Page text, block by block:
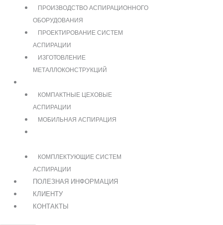
ПРОИЗВОДСТВО АСПИРАЦИОННОГО
ОБОРУДОВАНИЯ
ПРОЕКТИРОВАНИЕ СИСТЕМ
АСПИРАЦИИ
ИЗГОТОВЛЕНИЕ
МЕТАЛЛОКОНСТРУКЦИЙ
КОМПАКТНЫЕ ЦЕХОВЫЕ
АСПИРАЦИИ
МОБИЛЬНАЯ АСПИРАЦИЯ
КОМПЛЕКТУЮЩИЕ СИСТЕМ
АСПИРАЦИИ
ПОЛЕЗНАЯ ИНФОРМАЦИЯ
КЛИЕНТУ
КОНТАКТЫ